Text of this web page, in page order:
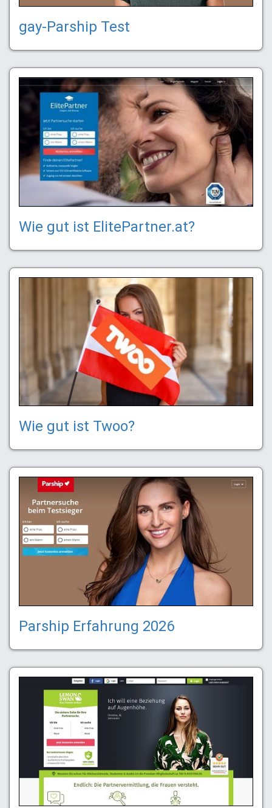
gay-Parship Test
Wie gut ist ElitePartner.at?
Wie gut ist Twoo?
Parship Erfahrung 2026